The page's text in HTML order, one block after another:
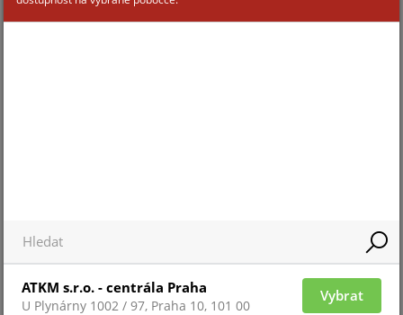
ATKM s.r.o. - centrála Praha
U Plynárny 1002 / 97, Praha 10, 101 00
Vybrat